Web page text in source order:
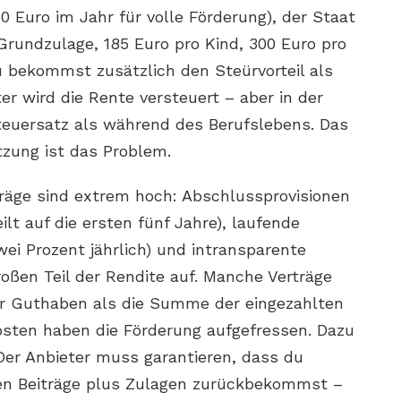
Euro im Jahr für volle Förderung), der Staat
185 Euro pro Kind, 300 Euro pro
bekommst zusätzlich den Steürvorteil als
wird die Rente versteuert – aber in der
als während des Berufslebens. Das
ist das Problem.
sind extrem hoch: Abschlussprovisionen
auf die ersten fünf Jahre), laufende
Prozent jährlich) und intransparente
Teil der Rendite auf. Manche Verträge
Guthaben als die Summe der eingezahlten
haben die Förderung aufgefressen. Dazu
Anbieter muss garantieren, dass du
Beiträge plus Zulagen zurückbekommst –